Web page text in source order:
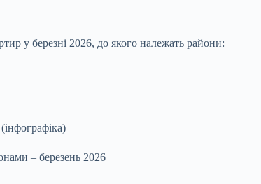
у березні 2026, до якого належать райони:
– березень 2026